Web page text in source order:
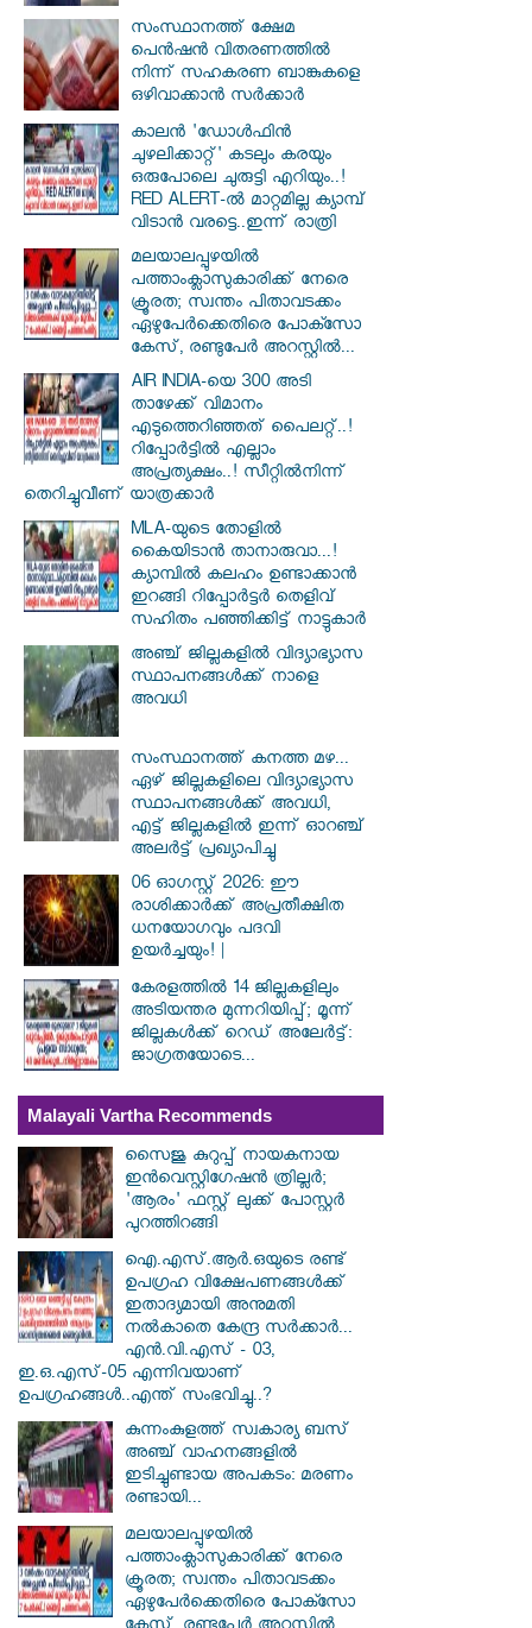
സംസ്ഥാനത്ത് ക്ഷേമ
പെൻഷൻ വിതരണത്തിൽ
നിന്ന് സഹകരണ ബാങ്കുകളെ
ഒഴിവാക്കാൻ സർക്കാർ
കാലൻ 'ഡോൾഫിൻ
ചുഴലിക്കാറ്റ്' കടലും കരയും
ഒരുപോലെ ചുരുട്ടി എറിയും..!
RED ALERT-ൽ മാറ്റമില്ല ക്യാമ്പ്
വിടാൻ വരട്ടെ..ഇന്ന് രാത്രി
മലയാലപ്പുഴയിൽ
പത്താംക്ലാസുകാരിക്ക് നേരെ
ക്രൂരത; സ്വന്തം പിതാവടക്കം
ഏഴുപേർക്കെതിരെ പോക്സോ
കേസ്, രണ്ടുപേർ അറസ്റ്റിൽ...
AIR INDIA-യെ 300 അടി
താഴേക്ക് വിമാനം
എടുത്തെറിഞ്ഞത് പൈലറ്റ്..!
റിപ്പോർട്ടിൽ എല്ലാം
അപ്രത്യക്ഷം..! സീറ്റിൽനിന്ന്
തെറിച്ചുവീണ് യാത്രക്കാർ
MLA-യുടെ തോളിൽ
കൈയിടാൻ താനാരുവാ...!
ക്യാമ്പിൽ കലഹം ഉണ്ടാക്കാൻ
ഇറങ്ങി റിപ്പോർട്ടർ തെളിവ്
സഹിതം പഞ്ഞിക്കിട്ട് നാട്ടുകാർ
അഞ്ച് ജില്ലകളില്‍ വിദ്യാഭ്യാസ
സ്ഥാപനങ്ങള്‍ക്ക് നാളെ
അവധി
സംസ്ഥാനത്ത് കനത്ത മഴ...
ഏഴ് ജില്ലകളിലെ വിദ്യാഭ്യാസ
സ്ഥാപനങ്ങൾക്ക് അവധി,
എട്ട് ജില്ലകളിൽ ഇന്ന് ഓറഞ്ച്
അലർട്ട് പ്രഖ്യാപിച്ചു
06 ഓഗസ്റ്റ് 2026: ഈ
രാശിക്കാർക്ക് അപ്രതീക്ഷിത
ധനയോഗവും പദവി
ഉയർച്ചയും! |
കേരളത്തിൽ 14 ജില്ലകളിലും
അടിയന്തര മുന്നറിയിപ്പ്; മൂന്ന്
ജില്ലകൾക്ക് റെഡ് അലേർട്ട്:
ജാഗ്രതയോടെ...
Malayali Vartha Recommends
സൈജു കുറുപ്പ് നായകനായ
ഇൻവെസ്റ്റിഗേഷൻ ത്രില്ലർ;
'ആരം' ഫസ്റ്റ് ലുക്ക് പോസ്റ്റർ
പുറത്തിറങ്ങി
ഐ.എസ്.ആർ.ഒയുടെ രണ്ട്
ഉപഗ്രഹ വിക്ഷേപണങ്ങൾക്ക്
ഇതാദ്യമായി അനുമതി
നൽകാതെ കേന്ദ്ര സർക്കാർ...
എൻ.വി.എസ് - 03,
ഇ.ഒ.എസ്-05 എന്നിവയാണ്
ഉപഗ്രഹങ്ങൾ..എന്ത് സംഭവിച്ചു..?
കുന്നംകുളത്ത് സ്വകാര്യ ബസ്
അഞ്ച് വാഹനങ്ങളിൽ
ഇടിച്ചുണ്ടായ അപകടം: മരണം
രണ്ടായി...
മലയാലപ്പുഴയിൽ
പത്താംക്ലാസുകാരിക്ക് നേരെ
ക്രൂരത; സ്വന്തം പിതാവടക്കം
ഏഴുപേർക്കെതിരെ പോക്സോ